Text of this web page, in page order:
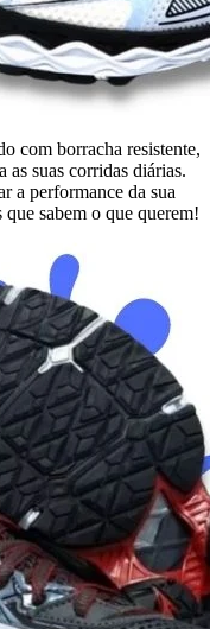
com borracha resistente,
as suas corridas diárias.
a performance da sua
sabem o que querem!